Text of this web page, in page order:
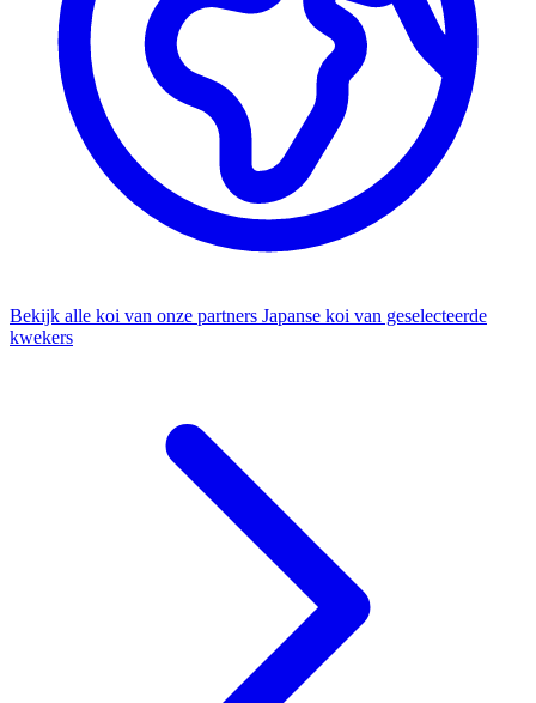
Bekijk alle koi van onze partners Japanse koi van geselecteerde
kwekers